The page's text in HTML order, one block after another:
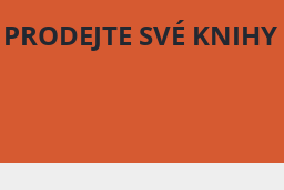
PRODEJTE SVÉ KNIHY